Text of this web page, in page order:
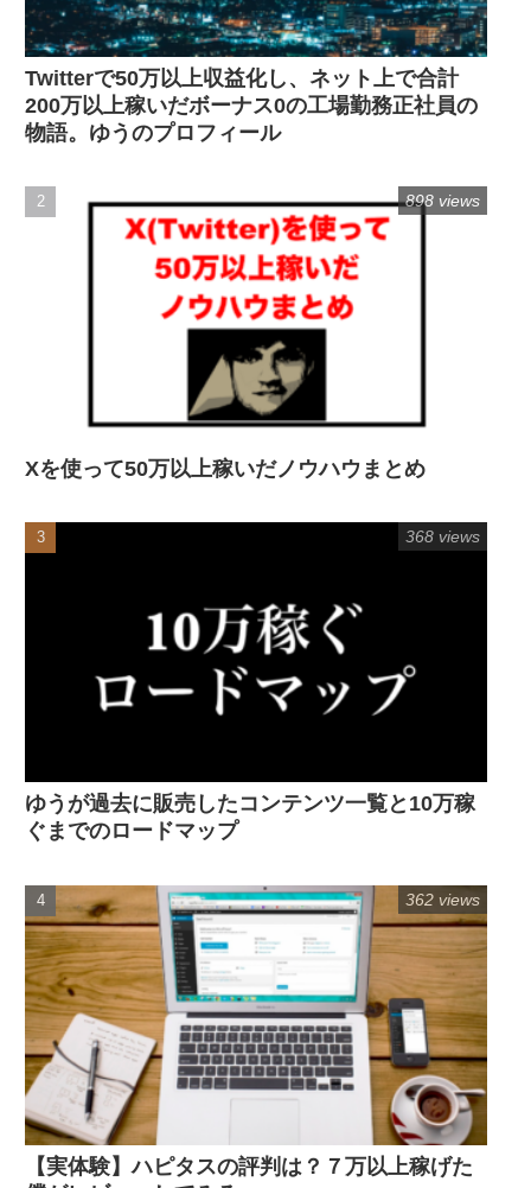
Twitterで50万以上収益化し、ネット上で合計
200万以上稼いだボーナス0の工場勤務正社員の
物語。ゆうのプロフィール
Xを使って50万以上稼いだノウハウまとめ
898 views
ゆうが過去に販売したコンテンツ一覧と10万稼
ぐまでのロードマップ
368 views
【実体験】ハピタスの評判は？７万以上稼げた
362 views